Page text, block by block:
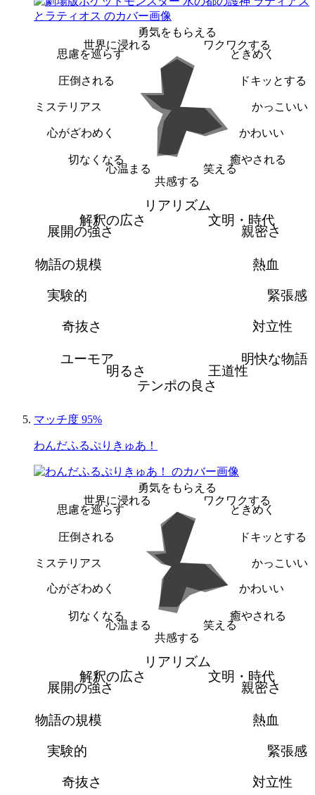
勇気をもらえる
ワクワクする
ときめく
ドキッとする
かっこいい
かわいい
癒やされる
笑える
共感する
心温まる
切なくなる
心がざわめく
ミステリアス
圧倒される
思慮を巡らす
世界に浸れる
リアリズム
文明・時代
親密さ
熱血
緊張感
対立性
明快な物語
王道性
テンポの良さ
明るさ
ユーモア
奇抜さ
実験的
物語の規模
展開の強さ
解釈の広さ
マッチ度 95%
わんだふるぷりきゅあ！
勇気をもらえる
ワクワクする
ときめく
ドキッとする
かっこいい
かわいい
癒やされる
笑える
共感する
心温まる
切なくなる
心がざわめく
ミステリアス
圧倒される
思慮を巡らす
世界に浸れる
リアリズム
文明・時代
親密さ
熱血
緊張感
対立性
奇抜さ
実験的
物語の規模
展開の強さ
解釈の広さ